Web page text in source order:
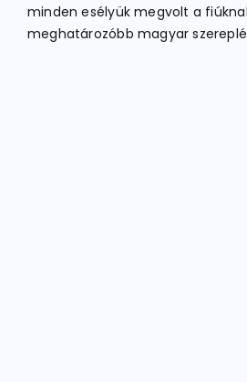
minden esélyük megvolt a
meghatározóbb magyar